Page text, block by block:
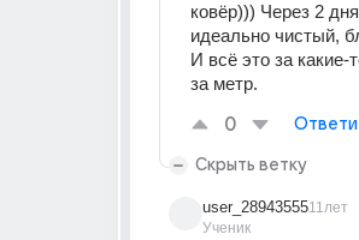
ковёр))) Через 2
идеально чистый,
И всё это за какие-
за метр.
0
Скрыть ветку
user_28943555
Ученик
11лет